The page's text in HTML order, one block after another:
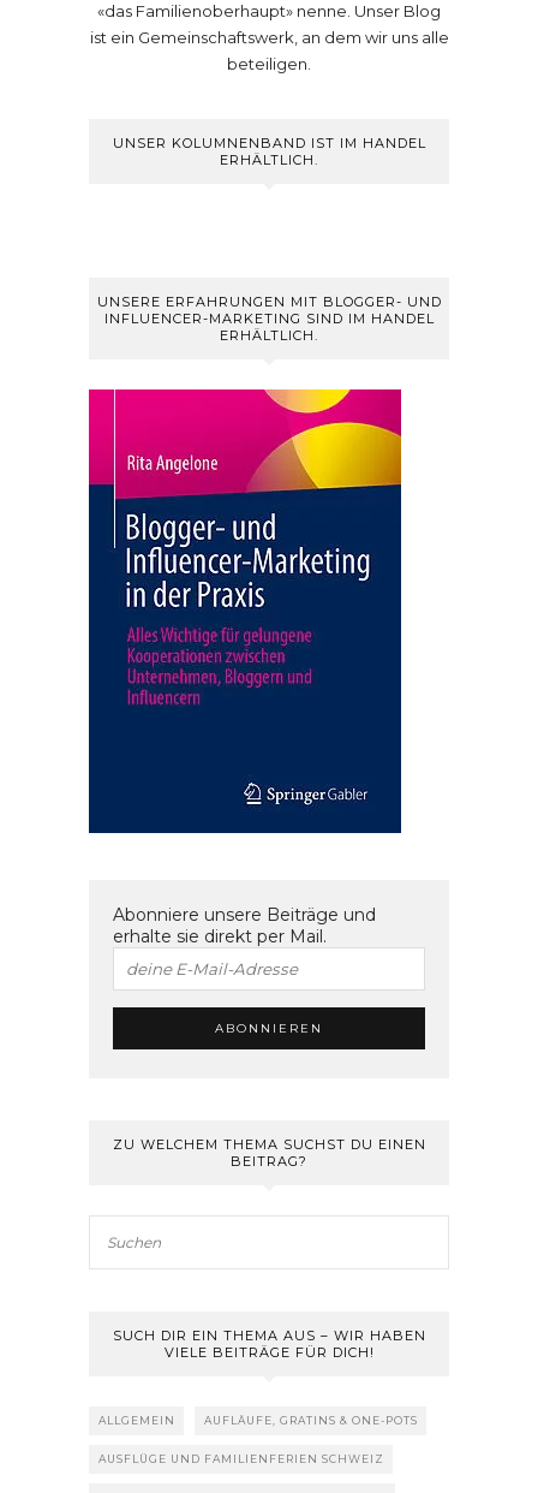
«das Familienoberhaupt» nenne. Unser Blog
ist ein Gemeinschaftswerk, an dem wir uns alle
beteiligen.
UNSER KOLUMNENBAND IST IM HANDEL
ERHÄLTLICH.
UNSERE ERFAHRUNGEN MIT BLOGGER- UND
INFLUENCER-MARKETING SIND IM HANDEL
ERHÄLTLICH.
Abonniere unsere Beiträge und
erhalte sie direkt per Mail.
ZU WELCHEM THEMA SUCHST DU EINEN
BEITRAG?
SUCH DIR EIN THEMA AUS – WIR HABEN
VIELE BEITRÄGE FÜR DICH!
ALLGEMEIN AUFLÄUFE, GRATINS & ONE-POTS
AUSFLÜGE UND FAMILIENFERIEN SCHWEIZ